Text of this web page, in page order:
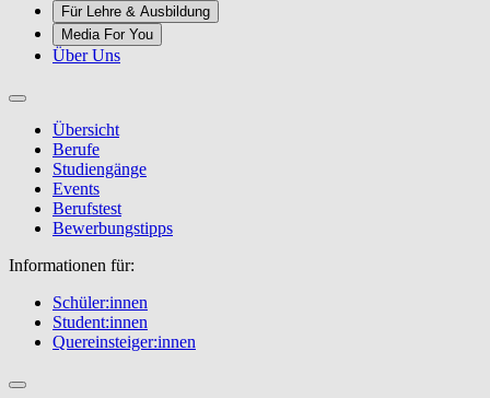
Für Lehre & Ausbildung
Media For You
Über Uns
Übersicht
Berufe
Studiengänge
Events
Berufstest
Bewerbungstipps
Informationen für:
Schüler:innen
Student:innen
Quereinsteiger:innen